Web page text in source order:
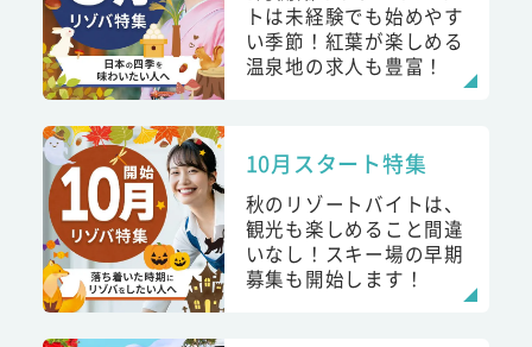
トは未経験でも始めやす
い季節！紅葉が楽しめる
温泉地の求人も豊富！
10月スタート特集
秋のリゾートバイトは、
観光も楽しめること間違
いなし！スキー場の早期
募集も開始します！